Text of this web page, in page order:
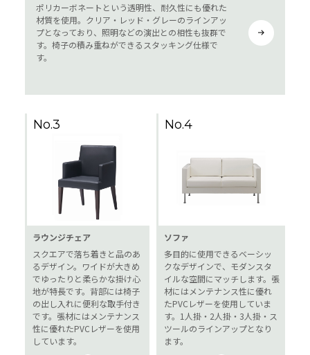
ポリカーボネートという透明性、耐久性にも優れた
材質を使用。クリア・レッド・グレーのラインアッ
プとなっており、照明などの演出との相性も抜群で
す。椅子の積み重ねができるスタッキング仕様で
す。
No.3
ラウンジチェア
スクエアで落ち着きと品のあ
るデザイン。ワイドが大きめ
でゆったりと柔らかな掛け心
地が特長です。背部には椅子
の出し入れに便利な取手付き
です。張材にはメンテナンス
性に優れたPVCレザーを使用
しています。
No.4
ソファ
多目的に使用できるベーシッ
クなデザインで、モダンスタ
イルな空間にマッチします。張
材にはメンテナンス性に優れ
たPVCレザーを使用していま
す。1人掛・2人掛・3人掛・ス
ツールのラインアップとなり
ます。